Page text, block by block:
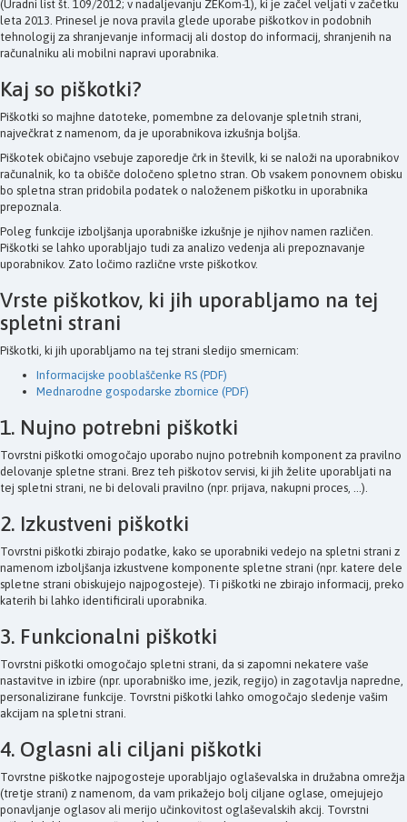
(Uradni list št. 109/2012; v nadaljevanju ZEKom-1), ki je začel veljati v začetku
leta 2013. Prinesel je nova pravila glede uporabe piškotkov in podobnih
tehnologij za shranjevanje informacij ali dostop do informacij, shranjenih na
računalniku ali mobilni napravi uporabnika.
Kaj so piškotki?
Piškotki so majhne datoteke, pomembne za delovanje spletnih strani,
največkrat z namenom, da je uporabnikova izkušnja boljša.
Piškotek običajno vsebuje zaporedje črk in številk, ki se naloži na uporabnikov
računalnik, ko ta obišče določeno spletno stran. Ob vsakem ponovnem obisku
bo spletna stran pridobila podatek o naloženem piškotku in uporabnika
prepoznala.
Poleg funkcije izboljšanja uporabniške izkušnje je njihov namen različen.
Piškotki se lahko uporabljajo tudi za analizo vedenja ali prepoznavanje
uporabnikov. Zato ločimo različne vrste piškotkov.
Vrste piškotkov, ki jih uporabljamo na tej
spletni strani
Piškotki, ki jih uporabljamo na tej strani sledijo smernicam:
Informacijske pooblaščenke RS (PDF)
Mednarodne gospodarske zbornice (PDF)
1. Nujno potrebni piškotki
Tovrstni piškotki omogočajo uporabo nujno potrebnih komponent za pravilno
delovanje spletne strani. Brez teh piškotov servisi, ki jih želite uporabljati na
tej spletni strani, ne bi delovali pravilno (npr. prijava, nakupni proces, ...).
2. Izkustveni piškotki
Tovrstni piškotki zbirajo podatke, kako se uporabniki vedejo na spletni strani z
namenom izboljšanja izkustvene komponente spletne strani (npr. katere dele
spletne strani obiskujejo najpogosteje). Ti piškotki ne zbirajo informacij, preko
katerih bi lahko identificirali uporabnika.
3. Funkcionalni piškotki
Tovrstni piškotki omogočajo spletni strani, da si zapomni nekatere vaše
nastavitve in izbire (npr. uporabniško ime, jezik, regijo) in zagotavlja napredne,
personalizirane funkcije. Tovrstni piškotki lahko omogočajo sledenje vašim
akcijam na spletni strani.
4. Oglasni ali ciljani piškotki
Tovrstne piškotke najpogosteje uporabljajo oglaševalska in družabna omrežja
(tretje strani) z namenom, da vam prikažejo bolj ciljane oglase, omejujejo
ponavljanje oglasov ali merijo učinkovitost oglaševalskih akcij. Tovrstni